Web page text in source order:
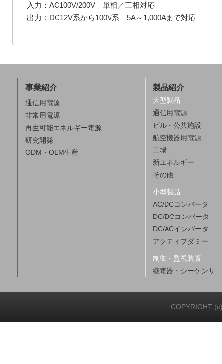
入力：AC100V/200V 単相／三相対応
出力：DC12V系から100V系 5A～1,000Aまで対応
事業紹介
通信用電源
非常用電源
再生可能エネルギー電源
研究開発
ODM・OEM生産
製品紹介
大型製品
通信用電源
ビル・公共施設
航空機器用電源
工場
新エネルギー
その他
小型製品
AC/DCコンバータ
DC/DCコンバータ
DC/ACインバータ
アクティブダミー
制御・監視装置
継電器・シーケンサ
COPYRIGHT